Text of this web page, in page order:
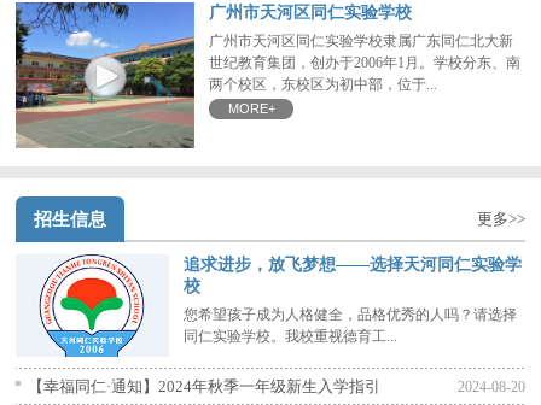
广州市天河区同仁实验学校
广州市天河区同仁实验学校隶属广东同仁北大新
世纪教育集团，创办于2006年1月。学校分东、南
两个校区，东校区为初中部，位于...
MORE+
招生信息 更多>>
追求进步，放飞梦想——选择天河同仁实验学
校
您希望孩子成为人格健全，品格优秀的人吗？请选择
同仁实验学校。我校重视德育工...
【幸福同仁·通知】2024年秋季一年级新生入学指引 2024-08-20